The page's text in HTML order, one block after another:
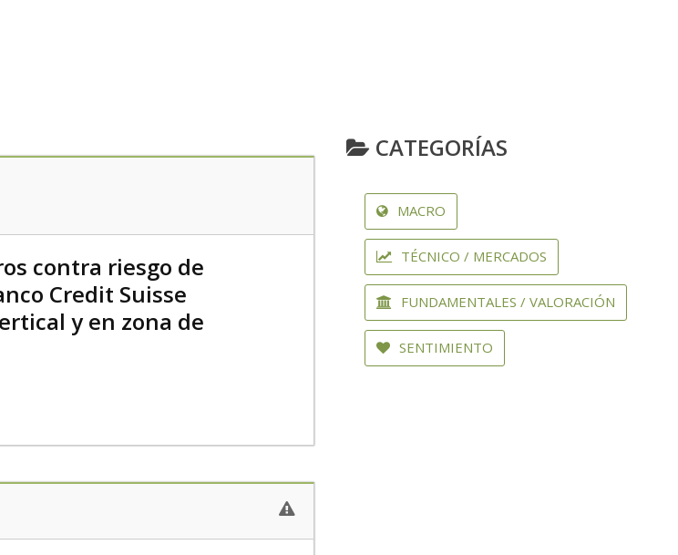
contra riesgo de
Credit Suisse
y en zona de
CATEGORÍAS
MACRO
TÉCNICO / MERCADOS
FUNDAMENTALES / VALORACIÓN
SENTIMIENTO